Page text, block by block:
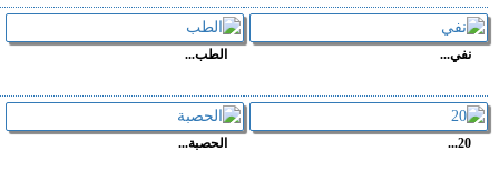
نفي... الطب...
20... الحصبة...